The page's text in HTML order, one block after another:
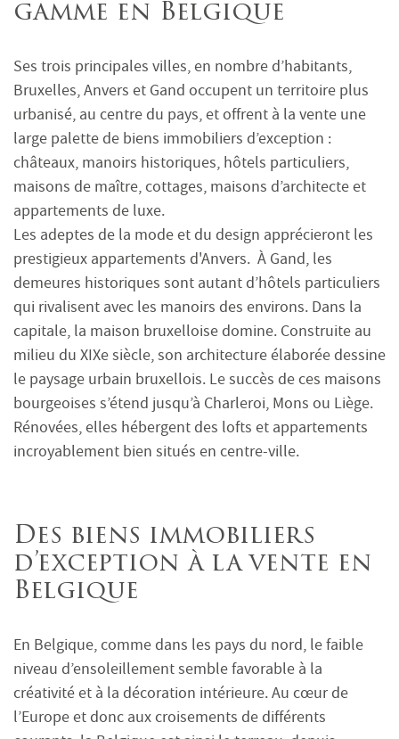
gamme en Belgique
Ses trois principales villes, en nombre d’habitants,
Bruxelles, Anvers et Gand occupent un territoire plus
urbanisé, au centre du pays, et offrent à la vente une
large palette de biens immobiliers d’exception :
châteaux, manoirs historiques, hôtels particuliers,
maisons de maître, cottages, maisons d’architecte et
appartements de luxe.
Les adeptes de la mode et du design apprécieront les
prestigieux appartements d'Anvers. À Gand, les
demeures historiques sont autant d’hôtels particuliers
qui rivalisent avec les manoirs des environs. Dans la
capitale, la maison bruxelloise domine. Construite au
milieu du XIXe siècle, son architecture élaborée dessine
le paysage urbain bruxellois. Le succès de ces maisons
bourgeoises s’étend jusqu’à Charleroi, Mons ou Liège.
Rénovées, elles hébergent des lofts et appartements
incroyablement bien situés en centre-ville.
Des biens immobiliers
d’exception à la vente en
Belgique
En Belgique, comme dans les pays du nord, le faible
niveau d’ensoleillement semble favorable à la
créativité et à la décoration intérieure. Au cœur de
l’Europe et donc aux croisements de différents